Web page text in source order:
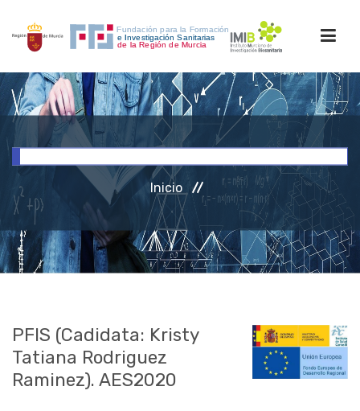
INICIO
INVESTIGACIÓN
RRHH
ACCESO PERSONAL
Inicio
PFIS (Cadidata: Kristy
Tatiana Rodriguez
Raminez). AES2020